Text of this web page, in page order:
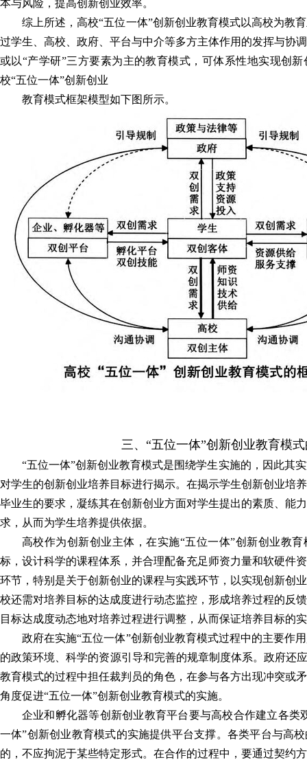
本与风险，提高创新创业效率。
综上所述，高校“五位一体”创新创业教育模式以高校为教
过学生、高校、政府、平台与中介等多方主体作用的发挥与协
或以“产学研”三方要素为主的教育模式，可体系性地实现创
校“五位一体”创新创业
教育模式框架模型如下图所示。
三、“五位一体”创新创业教育模
“五位一体”创新创业教育模式是围绕学生实施的，因此其
对学生的创新创业培养目标进行揭示。在揭示学生创新创业培
毕业生的要求，凝练其在创新创业方面对学生提出的素质、能
求，从而为学生培养提供依据。
高校作为创新创业主体，在实施“五位一体”创新创业教
标，设计科学的课程体系，并合理配备充足师资力量和软硬件
环节，特别是关于创新创业的课程与实践环节，以实现创新创
校还需对培养目标的达成度进行动态监控，形成培养过程的反
目标达成度动态地对培养过程进行调整，从而保证培养目标的
政府在实施“五位一体”创新创业教育模式过程中的主要作
的政策环境、科学的资源引导和完善的规章制度体系。政府还
教育模式的过程中担任裁判员的角色，在参与各方出现冲突或
角度促进“五位一体”创新创业教育模式的实施。
企业和孵化器等创新创业教育平台要与高校合作建立各类
一体”创新创业教育模式的实施提供平台支撑。各类平台与高
的，不应拘泥于某些特定形式。在合作的过程中，要通过契约